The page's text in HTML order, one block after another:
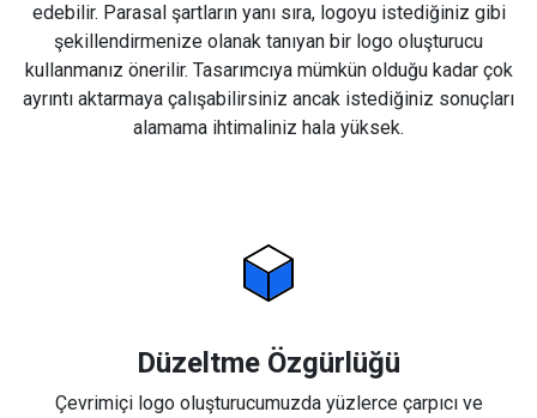
edebilir. Parasal şartların yanı sıra, logoyu istediğiniz gibi
şekillendirmenize olanak tanıyan bir logo oluşturucu
kullanmanız önerilir. Tasarımcıya mümkün olduğu kadar çok
ayrıntı aktarmaya çalışabilirsiniz ancak istediğiniz sonuçları
alamama ihtimaliniz hala yüksek.
Düzeltme Özgürlüğü
Çevrimiçi logo oluşturucumuzda yüzlerce çarpıcı ve